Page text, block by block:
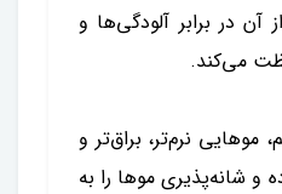
در برابر آلودگی‌ها و
می‌کند.
موهایی نرم‌تر، براق‌تر و
و شانه‌پذیری موها را به